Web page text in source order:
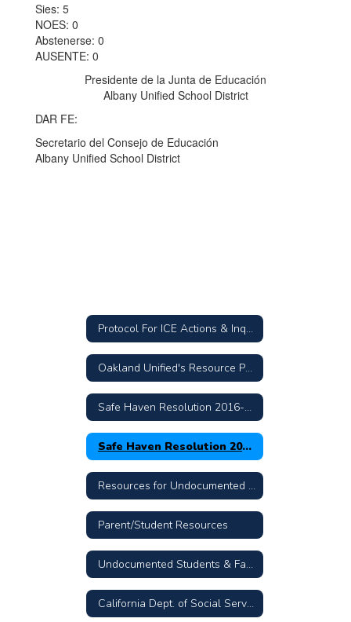
Sies: 5
NOES: 0
Abstenerse: 0
AUSENTE: 0
Presidente de la Junta de Educación
Albany Unified School District
DAR FE:
Secretario del Consejo de Educación
Albany Unified School District
Protocol For ICE Actions & Inquiries
Oakland Unified's Resource Page
Safe Haven Resolution 2016-17-13
Safe Haven Resolution 2016-17-14 Spanish Version
Resources for Undocumented Families
Parent/Student Resources
Undocumented Students & Families: The Facts
California Dept. of Social Services DACA Assistance List